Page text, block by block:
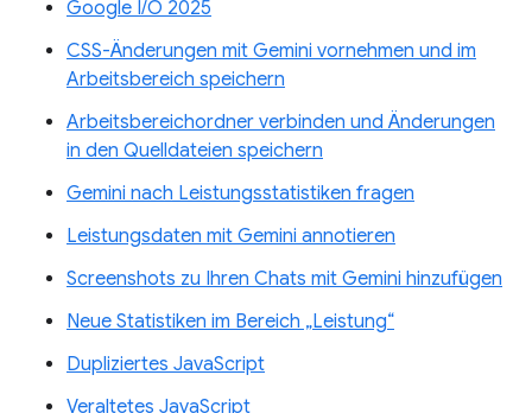
Google I/O 2025
CSS-Änderungen mit Gemini vornehmen und im
Arbeitsbereich speichern
Arbeitsbereichordner verbinden und Änderungen
in den Quelldateien speichern
Gemini nach Leistungsstatistiken fragen
Leistungsdaten mit Gemini annotieren
Screenshots zu Ihren Chats mit Gemini hinzufügen
Neue Statistiken im Bereich „Leistung“
Dupliziertes JavaScript
Veraltetes JavaScript